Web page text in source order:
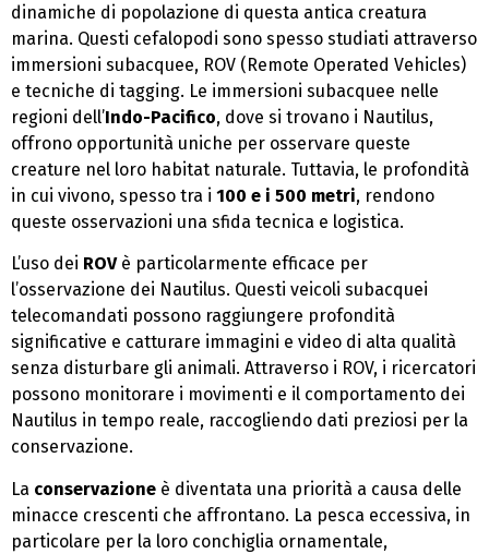
dinamiche di popolazione di questa antica creatura
marina. Questi cefalopodi sono spesso studiati attraverso
immersioni subacquee, ROV (Remote Operated Vehicles)
e tecniche di tagging. Le immersioni subacquee nelle
regioni dell’Indo-Pacifico, dove si trovano i Nautilus,
offrono opportunità uniche per osservare queste
creature nel loro habitat naturale. Tuttavia, le profondità
in cui vivono, spesso tra i 100 e i 500 metri, rendono
queste osservazioni una sfida tecnica e logistica.
L’uso dei ROVè particolarmente efficace per
l’osservazione dei Nautilus. Questi veicoli subacquei
telecomandati possono raggiungere profondità
significative e catturare immagini e video di alta qualità
senza disturbare gli animali. Attraverso i ROV, i ricercatori
possono monitorare i movimenti e il comportamento dei
Nautilus in tempo reale, raccogliendo dati preziosi per la
conservazione.
La conservazione è diventata una priorità a causa delle
minacce crescenti che affrontano. La pesca eccessiva, in
particolare per la loro conchiglia ornamentale,